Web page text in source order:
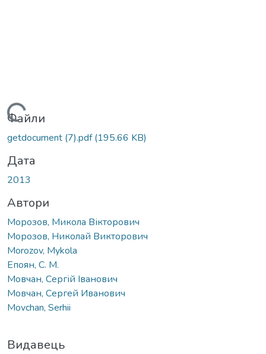
Вантажиться...
Файли
getdocument (7).pdf(195.66 KB)
Дата
2013
Автори
Морозов, Микола Вікторович
Морозов, Николай Викторович
Morozov, Mykola
Епоян, С. М.
Мовчан, Сергій Іванович
Мовчан, Сергей Иванович
Movchan, Serhii
Видавець